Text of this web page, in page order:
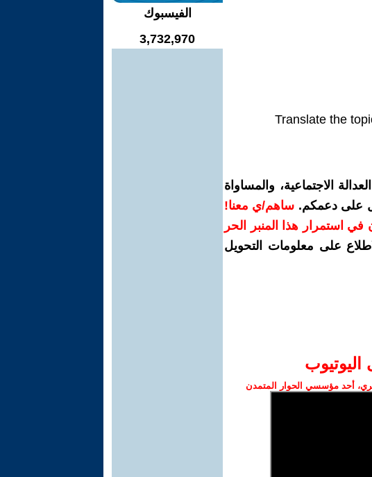
Translate the
الاجتماعية، والمساواة
على دعمكم. ساهم/ي معنا!
في استمرار هذا المنبر الحر
على معلومات التحويل
أحد مؤسسي الحوار المتمدن
الفيسبوك
3,732,970